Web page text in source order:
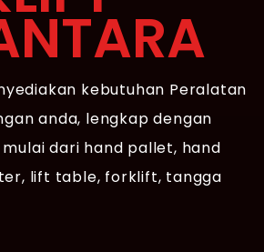
kebutuhan Peralatan
anda, lengkap dengan
dari hand pallet, hand
lift table, forklift, tangga